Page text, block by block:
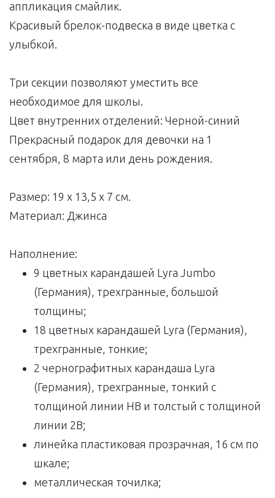
аппликация смайлик.
Красивый брелок-подвеска в виде цветка с
улыбкой.
Три секции позволяют уместить все
необходимое для школы.
Цвет внутренних отделений: Черной-синий
Прекрасный подарок для девочки на 1
сентября, 8 марта или день рождения.
Размер: 19 х 13,5 х 7 см.
Материал: Джинса
Наполнение:
9 цветных карандашей Lyra Jumbo
(Германия), трехгранные, большой
толщины;
18 цветных карандашей Lyra (Германия),
трехгранные, тонкие;
2 чернографитных карандаша Lyra
(Германия), трехгранные, тонкий с
толщиной линии HB и толстый с толщиной
линии 2B;
линейка пластиковая прозрачная, 16 см по
шкале;
металлическая точилка;